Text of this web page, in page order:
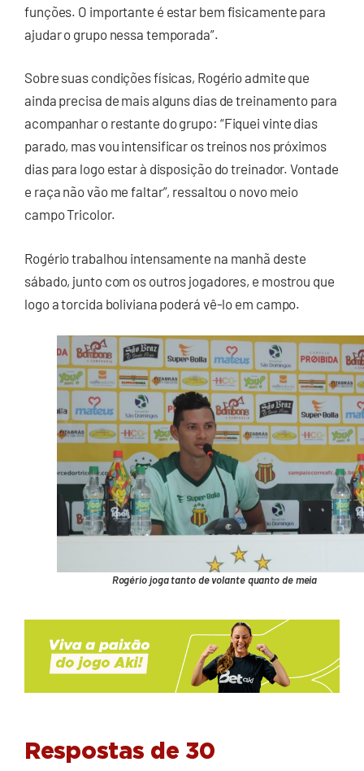
funções. O importante é estar bem fisicamente para
ajudar o grupo nessa temporada”.
Sobre suas condições físicas, Rogério admite que
ainda precisa de mais alguns dias de treinamento para
acompanhar o restante do grupo: “Fiquei vinte dias
parado, mas vou intensificar os treinos nos próximos
dias para logo estar à disposição do treinador. Vontade
e raça não vão me faltar”, ressaltou o novo meio
campo Tricolor.
Rogério trabalhou intensamente na manhã deste
sábado, junto com os outros jogadores, e mostrou que
logo a torcida boliviana poderá vê-lo em campo.
Rogério joga tanto de volante quanto de meia
Respostas de 30